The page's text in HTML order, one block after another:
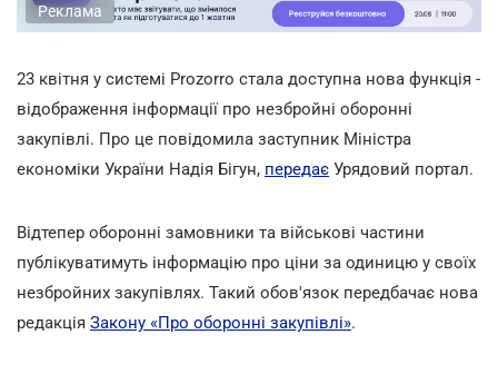
Реклама
23 квітня у системі Prozorro стала доступна нова функція -
відображення інформації про незбройні оборонні
закупівлі. Про це повідомила заступник Міністра
економіки України Надія Бігун, передає Урядовий портал.
Відтепер оборонні замовники та військові частини
публікуватимуть інформацію про ціни за одиницю у своїх
незбройних закупівлях. Такий обов'язок передбачає нова
редакція Закону «Про оборонні закупівлі».